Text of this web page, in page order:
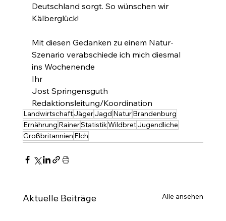
Deutschland sorgt. So wünschen wir
Kälberglück!
Mit diesen Gedanken zu einem Natur-
Szenario verabschiede ich mich diesmal
ins Wochenende
Ihr
Jost Springensguth
Redaktionsleitung/Koordination
LandwirtschaftJägerJagd NaturBrandenburg
Ernährung RainerStatistikWildbretJugendliche
Großbritannien Elch
Aktuelle Beiträge Alle ansehen